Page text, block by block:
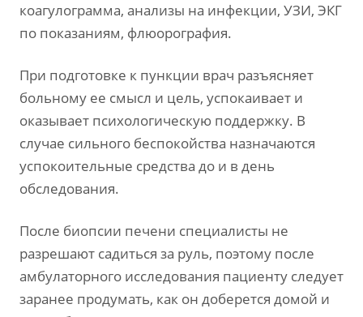
коагулограмма, анализы на инфекции, УЗИ, ЭКГ
по показаниям, флюорография.
При подготовке к пункции врач разъясняет
больному ее смысл и цель, успокаивает и
оказывает психологическую поддержку. В
случае сильного беспокойства назначаются
успокоительные средства до и в день
обследования.
После биопсии печени специалисты не
разрешают садиться за руль, поэтому после
амбулаторного исследования пациенту следует
заранее продумать, как он доберется домой и